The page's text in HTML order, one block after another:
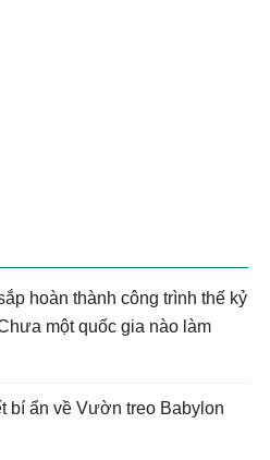
hoàn thành công trình thế kỷ
một quốc gia nào làm
bí ẩn về Vườn treo Babylon